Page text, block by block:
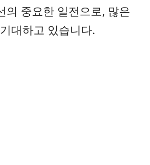
의 중요한 일전으로, 많은
대하고 있습니다.